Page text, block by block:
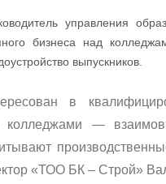
управления
бизнеса над
выпускников.
в
колледжами —
«ТОО БК – Строй»